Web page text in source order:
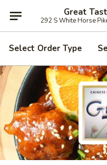
Great
292 S White Horse
Select Order Type